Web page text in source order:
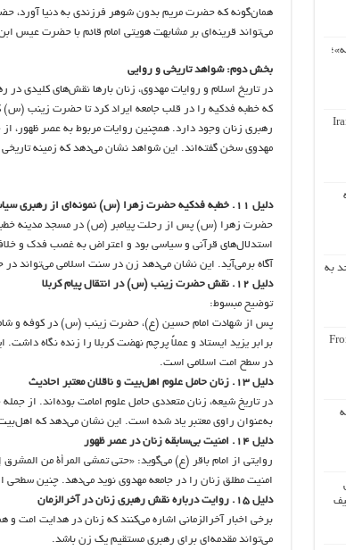
همان‌گونه که حضرت مریم بدون شوهر فرزندی به دنیا آورد،
می‌تواند قرینه‌ای بر مشابهت هویتی امام قائم با حضرت عیس
بخش دوم: شواهد تاریخی و روایی
در تاریخ اسلام و روایات مهدوی، زنان بارها نقش‌های کلیدی
که خطبه فدکیه را در قلب جامعه ایراد کرد تا حضرت زینب (س)
رهبری زنان وجود دارد. همچنین روایات مربوط به عصر ظهور،
مهدوی سخن گفته‌اند. این شواهد نشان می‌دهد که زمینه
دلیل ۱۱. خطبه فدکیه حضرت زهرا (س) نمونه‌ای از رهبری سیاسی ـ دینی زن
حضرت زهرا (س) پس از رحلت پیامبر (ص) در مسجد مدینه
استدلال‌های قرآنی و سیاسی بود و اعتراض به غصب فدک و
آگاه برمی‌آید. این نشان می‌دهد زن در سنت اسلامی می‌تواند در
دلیل ۱۲. نقش حضرت زینب (س) در انتقال پیام کربلا
توضیح مبسوط:
پس از شهادت امام حسین (ع)، حضرت زینب (س) در کوفه و شام
برابر یزید ایستاد و عملاً پرچم نهضت کربلا را زنده نگاه
در سطح امت اسلامی است.
دلیل ۱۳. زنان حامل علوم اهل‌بیت و ناقلان معتبر احادیث
در تاریخ شیعه، زنان متعددی حامل علوم امامت بوده‌اند. از
به‌عنوان راوی معتبر یاد شده است. این نشان می‌دهد که اهل‌بیت
دلیل ۱۴. امنیت بی‌سابقه زنان در عصر ظهور
امنیت مطلق زنان را در جامعه مهدوی نوید می‌دهد. چنین
دلیل ۱۵. روایت درباره نقش رهبری زنان در آخرالزمان
برخی اخبار آخرالزمانی اشاره می‌کنند که زنان در هدایت امت
می‌تواند مقدمه‌ای برای رهبری مستقیم یک زن باشد.
به